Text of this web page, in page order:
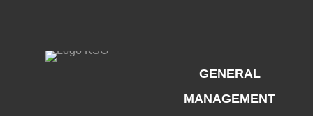
GENERAL
MANAGEMENT